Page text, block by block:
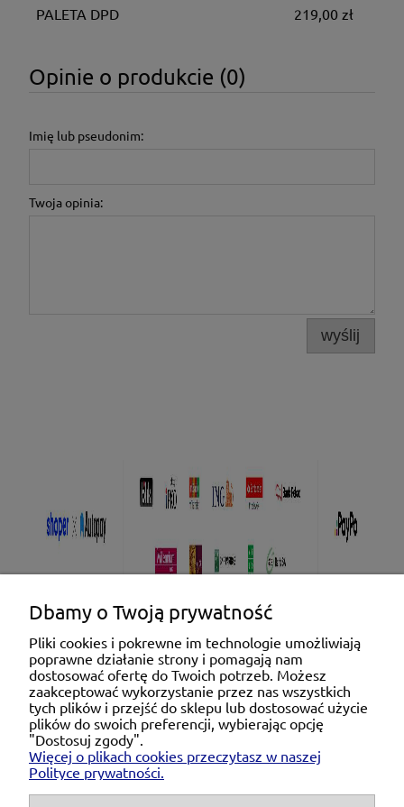
PALETA DPD 219,00 zł
Opinie o produkcie (0)
Imię lub pseudonim:
Twoja opinia:
wyślij
Pomoc
Moje konto
Płatności i dostawa
Dbamy o Twoją prywatność
Pliki cookies i pokrewne im technologie umożliwiają
poprawne działanie strony i pomagają nam
dostosować ofertę do Twoich potrzeb. Możesz
zaakceptować wykorzystanie przez nas wszystkich
tych plików i przejść do sklepu lub dostosować użycie
plików do swoich preferencji, wybierając opcję
"Dostosuj zgody".
Więcej o plikach cookies przeczytasz w naszej
Polityce prywatności.